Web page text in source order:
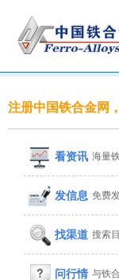
注册中国铁合金网
看资讯 海量
发信息 免费
找渠道 搜索
问行情 与铁